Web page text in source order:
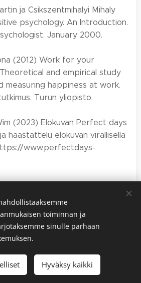
ja Csikszentmihalyi Mihaly
psychology. An Introduction.
January 2000.
(2012) Work for your
and empirical study
measuring happiness at work.
Turun yliopisto.
(2023) Elokuvan Perfect days
haastattelu elokuvan virallisella
www.perfectdays-
Evästekäytäntö
toiminnan ja
sinulle parhaan
Hyväksy kaikki